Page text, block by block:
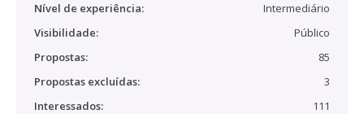
Nível de experiência:
Intermediário
Visibilidade:
Público
Propostas:
85
Propostas excluídas:
3
Interessados:
111